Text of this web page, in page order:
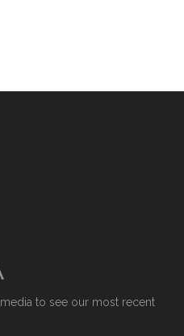
to see our most recent